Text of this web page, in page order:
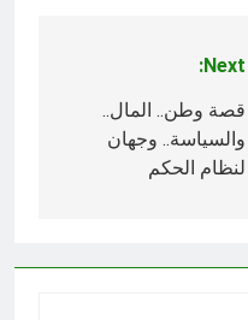
Next:
قصة وطن.. المال..
والسياسة.. وجهان
لنظام الحكم